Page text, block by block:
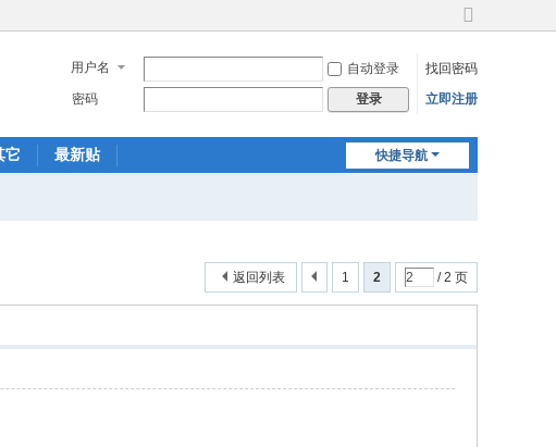
切
到
宽
用户名 自动登录
找回密码
密码
登录 立即注册
快捷导航
它 最新贴
1 2 / 2 页
返回列表